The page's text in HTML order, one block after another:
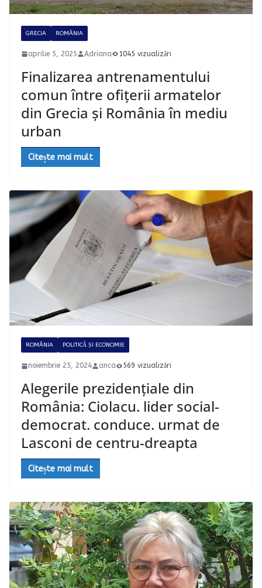
GRECIA ROMÂNIA
aprilie 5, 2025 Adriana 1045 vizualizări
Finalizarea antrenamentului
comun între ofițerii armatelor
din Grecia și România în mediu
urban
Citește mai mult
ROMÂNIA POLITICĂ ȘI ECONOMIE
noiembrie 25, 2024 anca 569 vizualizări
Alegerile prezidențiale din
România: Ciolacu. lider social-
democrat. conduce. urmat de
Lasconi de centru-dreapta
Citește mai mult